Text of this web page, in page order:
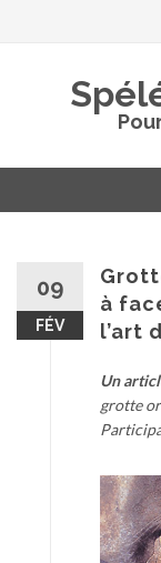
09
FÉV
à
l’art
Un
grotte